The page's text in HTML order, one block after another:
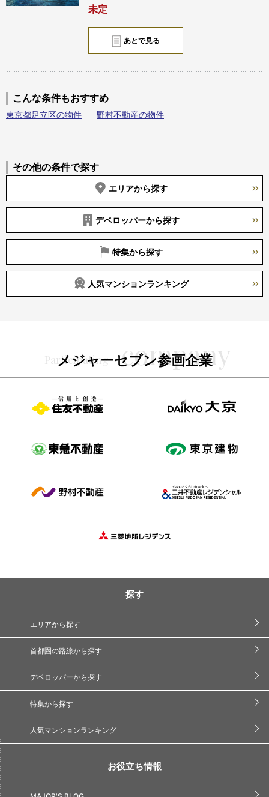
あとで見る
未定
こんな条件もおすすめ
東京都足立区の物件 野村不動産の物件
その他の条件で探す
エリアから探す
デベロッパーから探す
特集から探す
人気マンションランキング
メジャーセブン参画企業
探す
エリアから探す
首都圏の路線から探す
デベロッパーから探す
特集から探す
人気マンションランキング
お役立ち情報